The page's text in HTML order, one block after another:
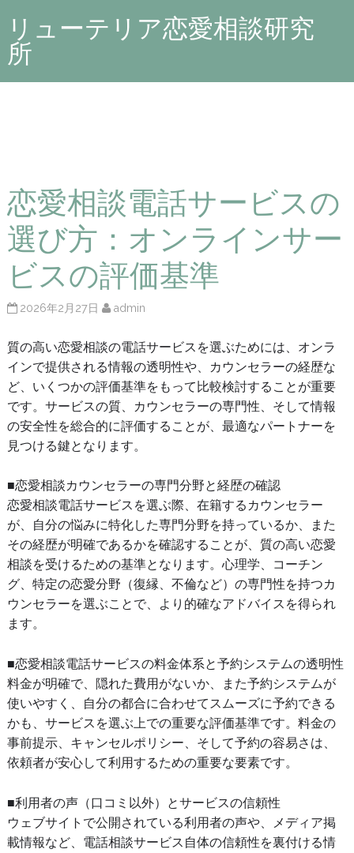
リューテリア恋愛相談研究
所
恋愛相談電話サービスの
選び方：オンラインサー
ビスの評価基準
2026年2月27日 admin
質の高い恋愛相談の電話サービスを選ぶためには、オンラ
インで提供される情報の透明性や、カウンセラーの経歴な
ど、いくつかの評価基準をもって比較検討することが重要
です。サービスの質、カウンセラーの専門性、そして情報
の安全性を総合的に評価することが、最適なパートナーを
見つける鍵となります。
■恋愛相談カウンセラーの専門分野と経歴の確認
恋愛相談電話サービスを選ぶ際、在籍するカウンセラー
が、自分の悩みに特化した専門分野を持っているか、また
その経歴が明確であるかを確認することが、質の高い恋愛
相談を受けるための基準となります。心理学、コーチン
グ、特定の恋愛分野（復縁、不倫など）の専門性を持つカ
ウンセラーを選ぶことで、より的確なアドバイスを得られ
ます。
■恋愛相談電話サービスの料金体系と予約システムの透明性
料金が明確で、隠れた費用がないか、また予約システムが
使いやすく、自分の都合に合わせてスムーズに予約できる
かも、サービスを選ぶ上での重要な評価基準です。料金の
事前提示、キャンセルポリシー、そして予約の容易さは、
依頼者が安心して利用するための重要な要素です。
■利用者の声（口コミ以外）とサービスの信頼性
ウェブサイトで公開されている利用者の声や、メディア掲
載情報など、電話相談サービス自体の信頼性を裏付ける情